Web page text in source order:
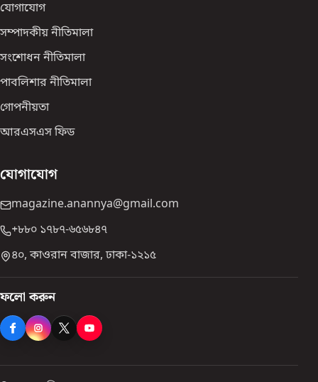
যোগাযোগ
সম্পাদকীয় নীতিমালা
সংশোধন নীতিমালা
পাবলিশার নীতিমালা
গোপনীয়তা
আরএসএস ফিড
যোগাযোগ
magazine.anannya@gmail.com
+৮৮০ ১৭৮৭-৬৫৬৮৪৭
৪০, কাওরান বাজার, ঢাকা-১২১৫
ফলো করুন